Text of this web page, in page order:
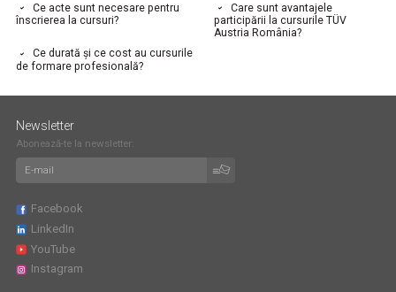
Ce acte sunt necesare pentru
înscrierea la cursuri?
Care sunt avantajele
participării la cursurile TÜV
Austria România?
Ce durată și ce cost au cursurile
de formare profesională?
Newsletter
Abonează-te la newsletter:
Facebook
LinkedIn
YouTube
Instagram